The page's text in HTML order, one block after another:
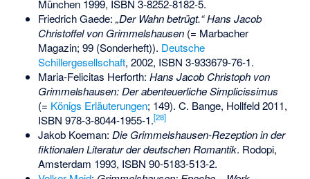
München 1999, ISBN 3-8252-8182-5.
Friedrich Gaede: „Der Wahn betrügt.“ Hans Jacob
Christoffel von Grimmelshausen(= Marbacher
Magazin; 99 (Sonderheft)). Deutsche
Schillergesellschaft, 2002, ISBN 3-933679-76-1.
Maria-Felicitas Herforth: Hans Jacob Christoph von
Grimmelshausen: Der abenteuerliche Simplicissimus
(= Königs Erläuterungen; 149). C. Bange, Hollfeld 2011,
ISBN 978-3-8044-1955-1.[28]
Jakob Koeman: Die Grimmelshausen-Rezeption in der
fiktionalen Literatur der deutschen Romantik. Rodopi,
Amsterdam 1993, ISBN 90-5183-513-2.